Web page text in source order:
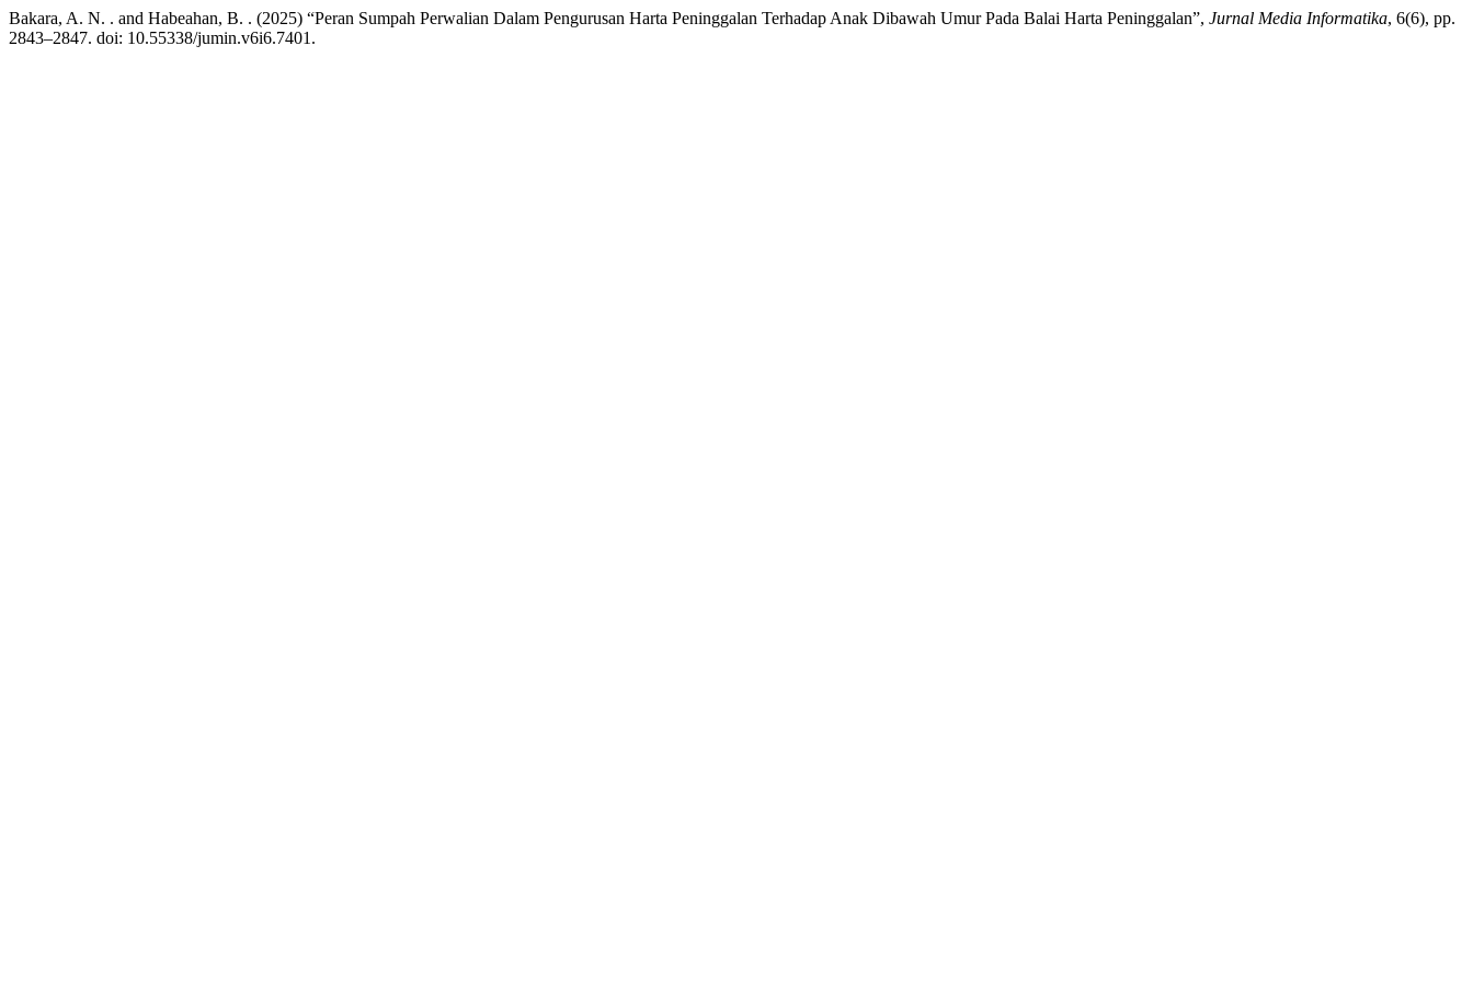
Bakara, A. N. . and Habeahan, B. . (2025) “Peran Sumpah Perwalian Dalam Pengurusan Harta Peninggalan Terhadap Anak Dibawah Umur Pada Balai Harta Peninggalan”, Jurnal Media Informatika, 6(6), pp.
2843–2847. doi: 10.55338/jumin.v6i6.7401.